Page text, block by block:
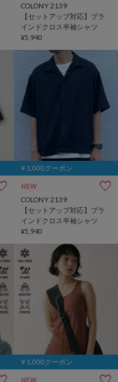
COLONY 2139
【セットアップ対応】ブラ
インドクロス半袖シャツ
¥5,940
￥1,000クーポン
NEW
COLONY 2139
【セットアップ対応】ブラ
インドクロス半袖シャツ
¥5,940
￥1,000クーポン
NEW